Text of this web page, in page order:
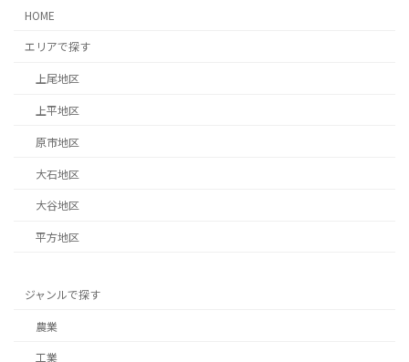
HOME
エリアで探す
上尾地区
上平地区
原市地区
大石地区
大谷地区
平方地区
ジャンルで探す
農業
工業